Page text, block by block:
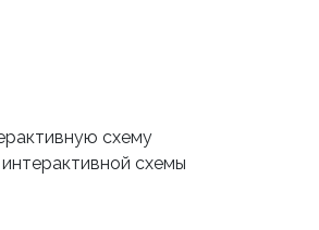
схему
схемы